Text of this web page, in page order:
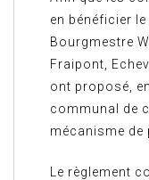
en bénéficier
Bourgmestre
Fraipont,
ont proposé,
communal de
mécanisme de
Le règlement